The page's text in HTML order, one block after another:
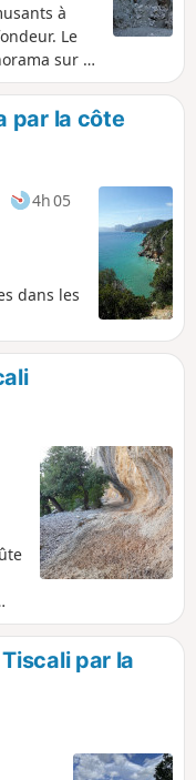
à
Le
sur la
perché de
d'une
chênes
par la côte
4h 05
dans les
par la